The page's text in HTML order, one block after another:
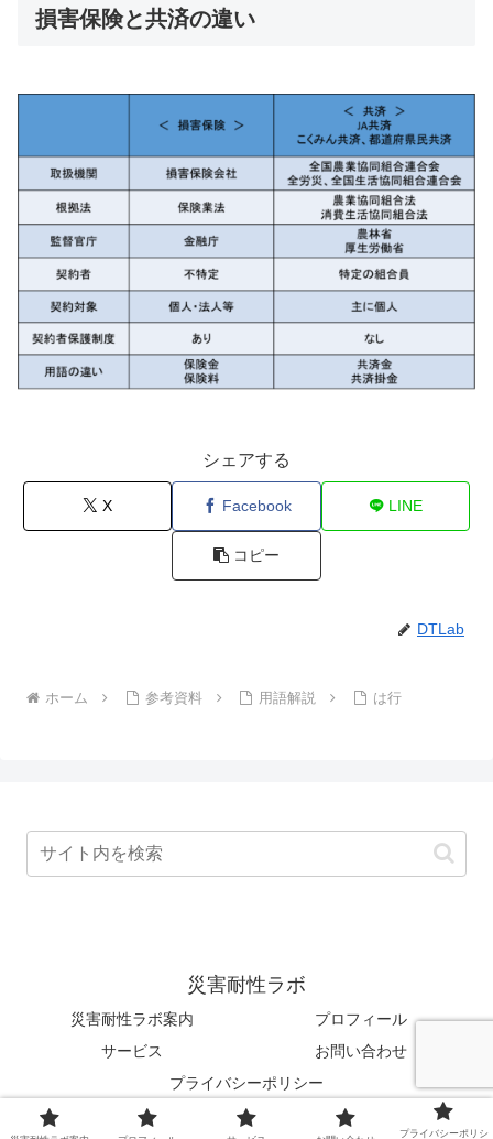
損害保険と共済の違い
シェアする
X Facebook LINE
コピー
DTLab
ホーム 参考資料 用語解説 は行
災害耐性ラボ
災害耐性ラボ案内
プロフィール
サービス
お問い合わせ
プライバシーポリシー
© 2022 災害耐性ラボ.
プライバシーポリシ